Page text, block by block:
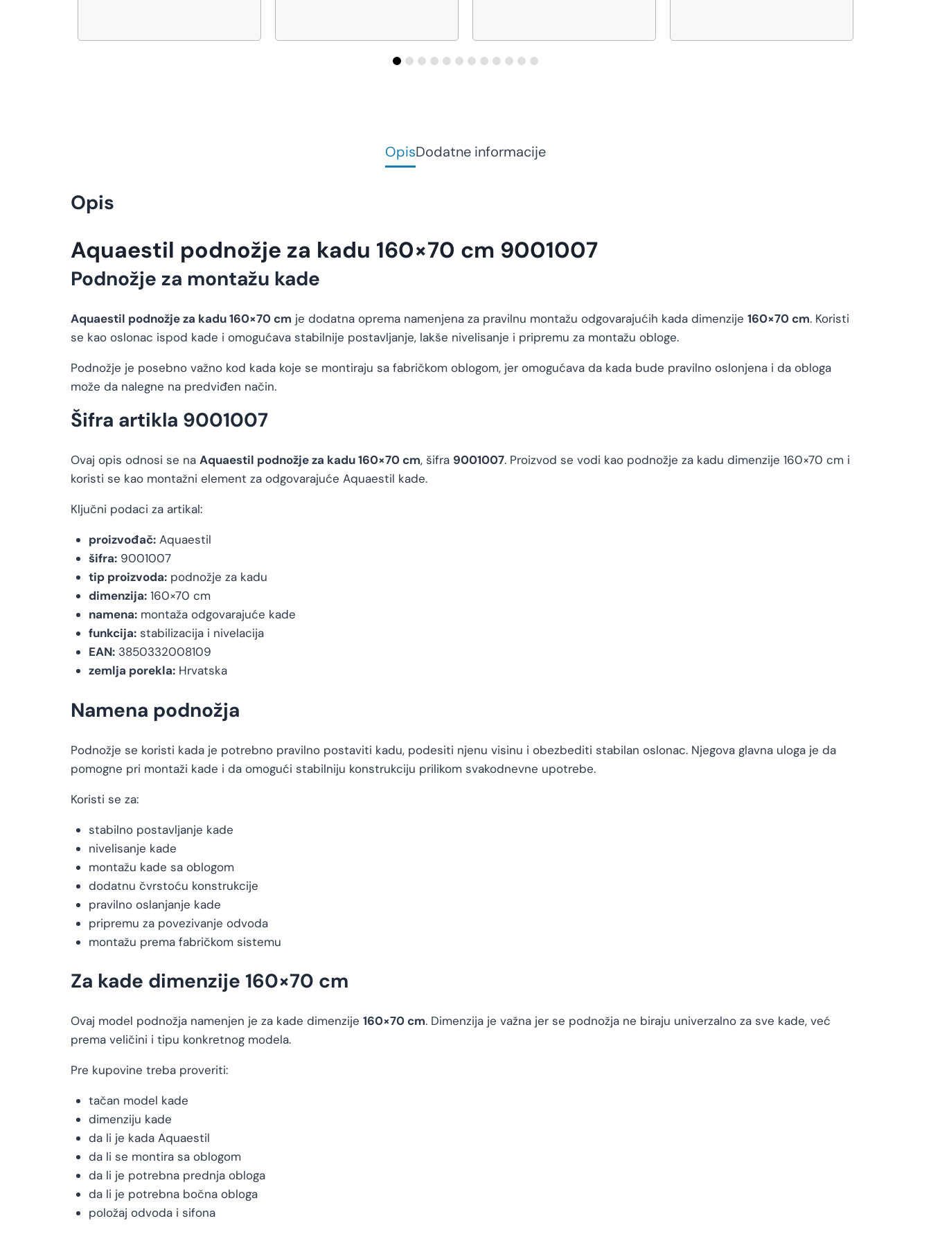
OpisDodatne informacije
Opis
Aquaestil podnožje za kadu 160×70 cm 9001007
Podnožje za montažu kade
Aquaestil podnožje za kadu 160×70 cm je dodatna oprema namenjena za pravilnu montažu odgovarajućih kada dimenzije 160×70 cm. Koristi
se kao oslonac ispod kade i omogućava stabilnije postavljanje, lakše nivelisanje i pripremu za montažu obloge.
Podnožje je posebno važno kod kada koje se montiraju sa fabričkom oblogom, jer omogućava da kada bude pravilno oslonjena i da obloga
može da nalegne na predviđen način.
Šifra artikla 9001007
Ovaj opis odnosi se na Aquaestil podnožje za kadu 160×70 cm, šifra 9001007. Proizvod se vodi kao podnožje za kadu dimenzije 160×70 cm i
koristi se kao montažni element za odgovarajuće Aquaestil kade.
Ključni podaci za artikal:
proizvođač:Aquaestil
šifra:9001007
tip proizvoda:podnožje za kadu
dimenzija:160×70 cm
namena:montaža odgovarajuće kade
funkcija:stabilizacija i nivelacija
EAN:3850332008109
zemlja porekla:Hrvatska
Namena podnožja
Podnožje se koristi kada je potrebno pravilno postaviti kadu, podesiti njenu visinu i obezbediti stabilan oslonac. Njegova glavna uloga je da
pomogne pri montaži kade i da omogući stabilniju konstrukciju prilikom svakodnevne upotrebe.
Koristi se za:
stabilno postavljanje kade
nivelisanje kade
montažu kade sa oblogom
dodatnu čvrstoću konstrukcije
pravilno oslanjanje kade
pripremu za povezivanje odvoda
montažu prema fabričkom sistemu
Za kade dimenzije 160×70 cm
Ovaj model podnožja namenjen je za kade dimenzije 160×70 cm. Dimenzija je važna jer se podnožja ne biraju univerzalno za sve kade, već
prema veličini i tipu konkretnog modela.
Pre kupovine treba proveriti:
tačan model kade
dimenziju kade
da li je kada Aquaestil
da li se montira sa oblogom
da li je potrebna prednja obloga
da li je potrebna bočna obloga
položaj odvoda i sifona